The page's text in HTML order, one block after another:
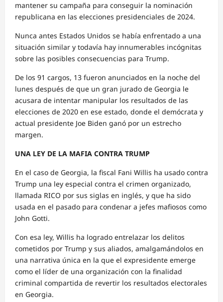
mantener su campaña para conseguir la nominación
republicana en las elecciones presidenciales de 2024.
Nunca antes Estados Unidos se había enfrentado a una
situación similar y todavía hay innumerables incógnitas
sobre las posibles consecuencias para Trump.
De los 91 cargos, 13 fueron anunciados en la noche del
lunes después de que un gran jurado de Georgia le
acusara de intentar manipular los resultados de las
elecciones de 2020 en ese estado, donde el demócrata y
actual presidente Joe Biden ganó por un estrecho
margen.
UNA LEY DE LA MAFIA CONTRA TRUMP
En el caso de Georgia, la fiscal Fani Willis ha usado contra
Trump una ley especial contra el crimen organizado,
llamada RICO por sus siglas en inglés, y que ha sido
usada en el pasado para condenar a jefes mafiosos como
John Gotti.
Con esa ley, Willis ha logrado entrelazar los delitos
cometidos por Trump y sus aliados, amalgamándolos en
una narrativa única en la que el expresidente emerge
como el líder de una organización con la finalidad
criminal compartida de revertir los resultados electorales
en Georgia.